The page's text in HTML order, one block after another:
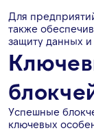
Для
также
защиту данных
Успешные
ключевых